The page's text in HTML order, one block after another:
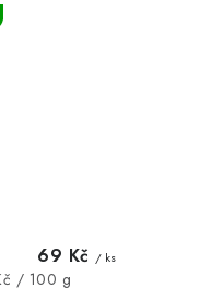
69 Kč / ks
/ 100 g